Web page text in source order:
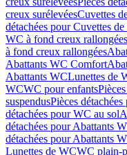
creux surélevéesCuvettes
détachées pour Cuvettes
WC à fond creux rallongées
à fond creux rallongées
Abattants WC Comfort
Abattants WCLunettes de
WCWC pour enfants
suspendusPièces
détachées pour WC au sol
détachées pour Abattants
détachées pour Abattants
Lunettes de WCWC plain-